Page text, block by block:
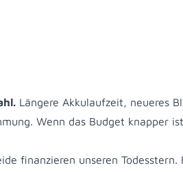
Längere Akkulaufzeit, neueres
Wenn das Budget knapper
finanzieren unseren Todesstern.